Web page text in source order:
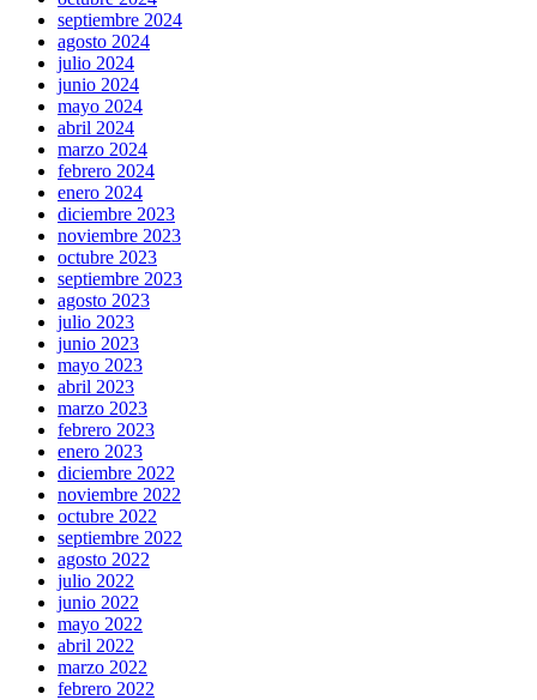
septiembre 2024
agosto 2024
julio 2024
junio 2024
mayo 2024
abril 2024
marzo 2024
febrero 2024
enero 2024
diciembre 2023
noviembre 2023
octubre 2023
septiembre 2023
agosto 2023
julio 2023
junio 2023
mayo 2023
abril 2023
marzo 2023
febrero 2023
enero 2023
diciembre 2022
noviembre 2022
octubre 2022
septiembre 2022
agosto 2022
julio 2022
junio 2022
mayo 2022
abril 2022
marzo 2022
febrero 2022